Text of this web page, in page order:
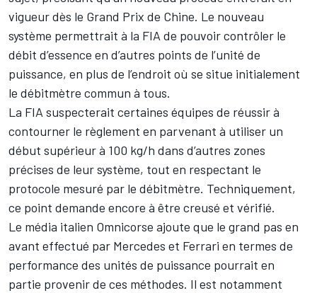
vigueur dès le Grand Prix de Chine. Le nouveau
système permettrait à la FIA de pouvoir contrôler le
débit d’essence en d’autres points de l’unité de
puissance, en plus de l’endroit où se situe initialement
le débitmètre commun à tous.
La FIA suspecterait certaines équipes de réussir à
contourner le règlement en parvenant à utiliser un
début supérieur à 100 kg/h dans d’autres zones
précises de leur système, tout en respectant le
protocole mesuré par le débitmètre. Techniquement,
ce point demande encore à être creusé et vérifié.
Le média italien Omnicorse ajoute que le grand pas en
avant effectué par Mercedes et Ferrari en termes de
performance des unités de puissance pourrait en
partie provenir de ces méthodes. Il est notamment